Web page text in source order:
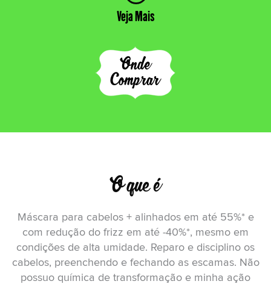
Veja Mais
Onde
Comprar
O que é
Máscara para cabelos + alinhados em até 55%* e
com redução do frizz em até -40%*, mesmo em
condições de alta umidade. Reparo e disciplino os
cabelos, preenchendo e fechando as escamas. Não
possuo química de transformação e minha ação